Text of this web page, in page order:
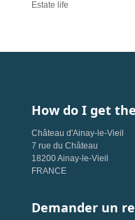
Estate life
How do I get
Château d'Ainay-le-Vieil
7 rue du Château
18200 Ainay-le-Vieil
FRANCE
Demander un